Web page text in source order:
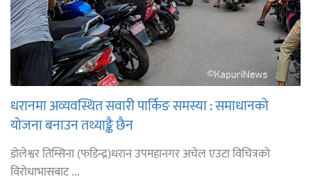
धरानमा अव्यवस्थित सवारी पार्किङ समस्या : समाधानको
योजना बनाउन तथ्याङ्कै छैन
डोलेश्वर तिम्सिना (फडिन्द्र)धरान उपमहानगर अचेल एउटा विचित्रको
विरोधाभासबाट ...